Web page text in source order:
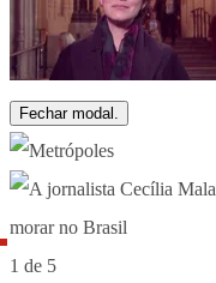
Fechar modal.
1 de 5